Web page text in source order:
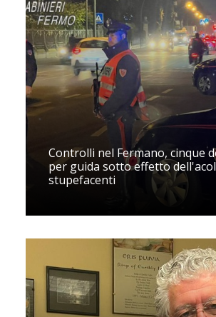
Controlli nel Fermano, cinque
per guida sotto effetto
stupefacenti